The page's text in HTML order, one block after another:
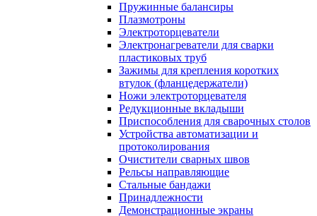
Пружинные балансиры
Плазмотроны
Электроторцеватели
Электронагреватели для сварки
пластиковых труб
Зажимы для крепления коротких
втулок (фланцедержатели)
Ножи электроторцевателя
Редукционные вкладыши
Приспособления для сварочных столов
Устройства автоматизации и
протоколирования
Очистители сварных швов
Рельсы направляющие
Стальные бандажи
Принадлежности
Демонстрационные экраны